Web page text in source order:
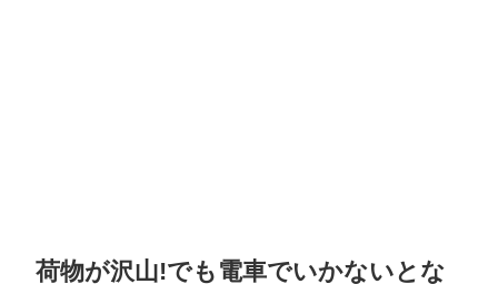
荷物が沢山!でも電車でいかないとな